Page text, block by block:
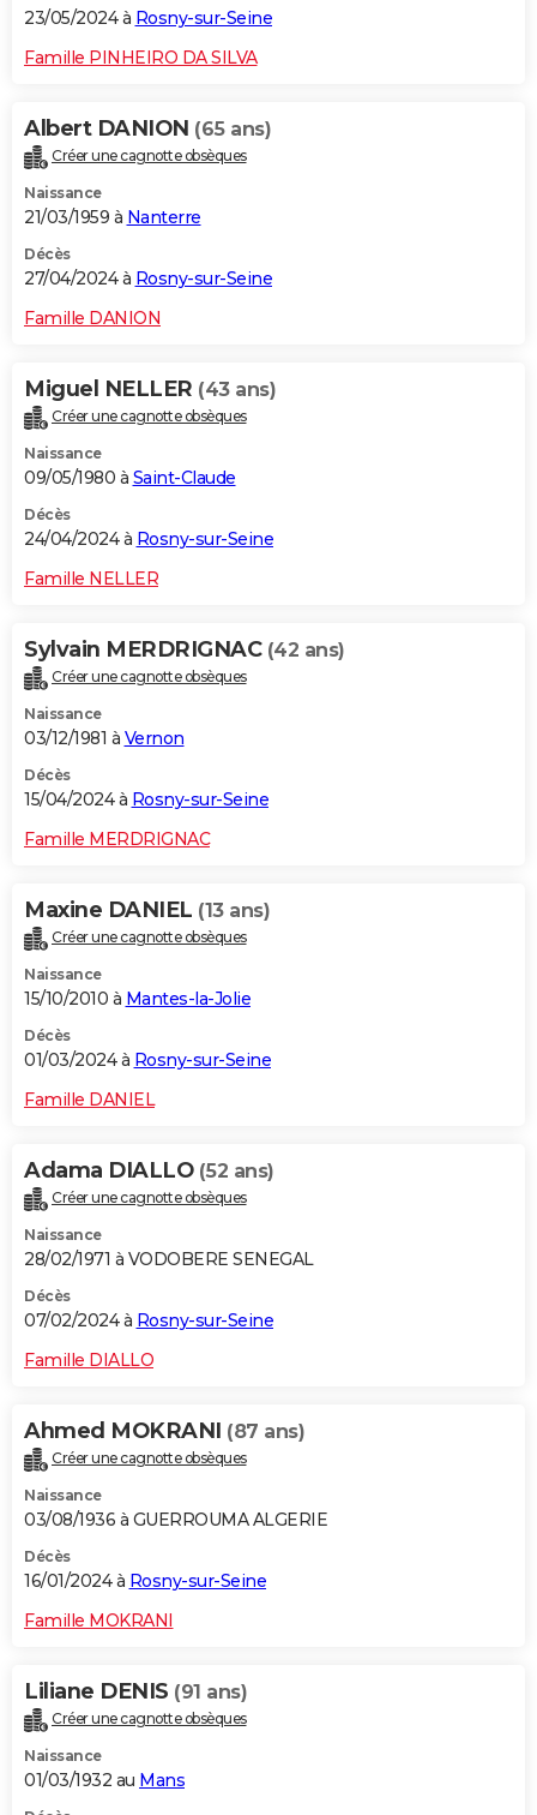
23/05/2024 à Rosny-sur-Seine
Famille PINHEIRO DA SILVA
Albert DANION (65 ans)
Créer une cagnotte obsèques
Naissance
21/03/1959 à Nanterre
Décès
27/04/2024 à Rosny-sur-Seine
Famille DANION
Miguel NELLER (43 ans)
Créer une cagnotte obsèques
Naissance
09/05/1980 à Saint-Claude
Décès
24/04/2024 à Rosny-sur-Seine
Famille NELLER
Sylvain MERDRIGNAC (42 ans)
Créer une cagnotte obsèques
Naissance
03/12/1981 à Vernon
Décès
15/04/2024 à Rosny-sur-Seine
Famille MERDRIGNAC
Maxine DANIEL (13 ans)
Créer une cagnotte obsèques
Naissance
15/10/2010 à Mantes-la-Jolie
Décès
01/03/2024 à Rosny-sur-Seine
Famille DANIEL
Adama DIALLO (52 ans)
Créer une cagnotte obsèques
Naissance
28/02/1971 à VODOBERE SENEGAL
Décès
07/02/2024 à Rosny-sur-Seine
Famille DIALLO
Ahmed MOKRANI (87 ans)
Créer une cagnotte obsèques
Naissance
03/08/1936 à GUERROUMA ALGERIE
Décès
16/01/2024 à Rosny-sur-Seine
Famille MOKRANI
Liliane DENIS (91 ans)
Créer une cagnotte obsèques
Naissance
01/03/1932 au Mans